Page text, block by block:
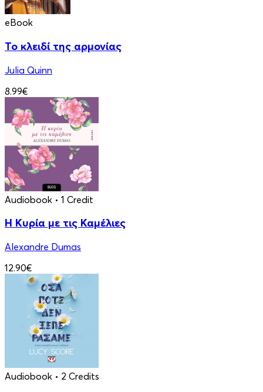
eBook
Το κλειδί της αρμονίας
Julia Quinn
8.99€
Audiobook • 1 Credit
Η Κυρία με τις Καμέλιες
Alexandre Dumas
12.90€
Audiobook • 2 Credits